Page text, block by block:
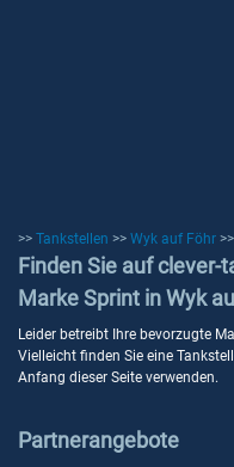
>> Tankstellen >> Wyk auf Föhr >>
Finden Sie auf
Marke Sprint in Wyk
Leider betreibt Ihre bevorzugte
Vielleicht finden Sie eine
Anfang dieser Seite verwenden.
Partnerangebote